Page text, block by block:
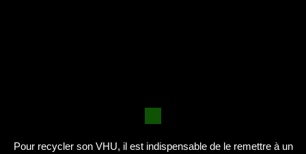
Pour recycler son VHU, il est indispensable de le remettre à un